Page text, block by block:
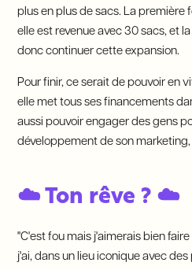
plus en plus de sacs. La première
elle est revenue avec 30 sacs, et
donc continuer cette expansion.
Pour finir, ce serait de pouvoir en
elle met tous ses financements
aussi pouvoir engager des gens
développement de son marketing,
☁️ Ton rêve ? ☁️
"C'est fou mais j'aimerais bien
j'ai, dans un lieu iconique avec